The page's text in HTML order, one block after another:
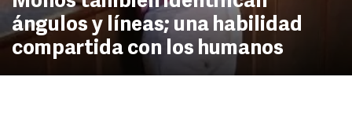
ángulos y líneas; una habilidad
compartida con los humanos